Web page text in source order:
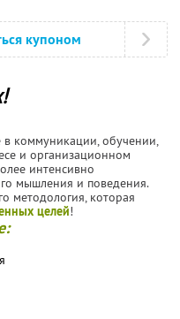
купоном
коммуникации, обучении,
и организационном
интенсивно
мышления и поведения.
методология, которая
целей!